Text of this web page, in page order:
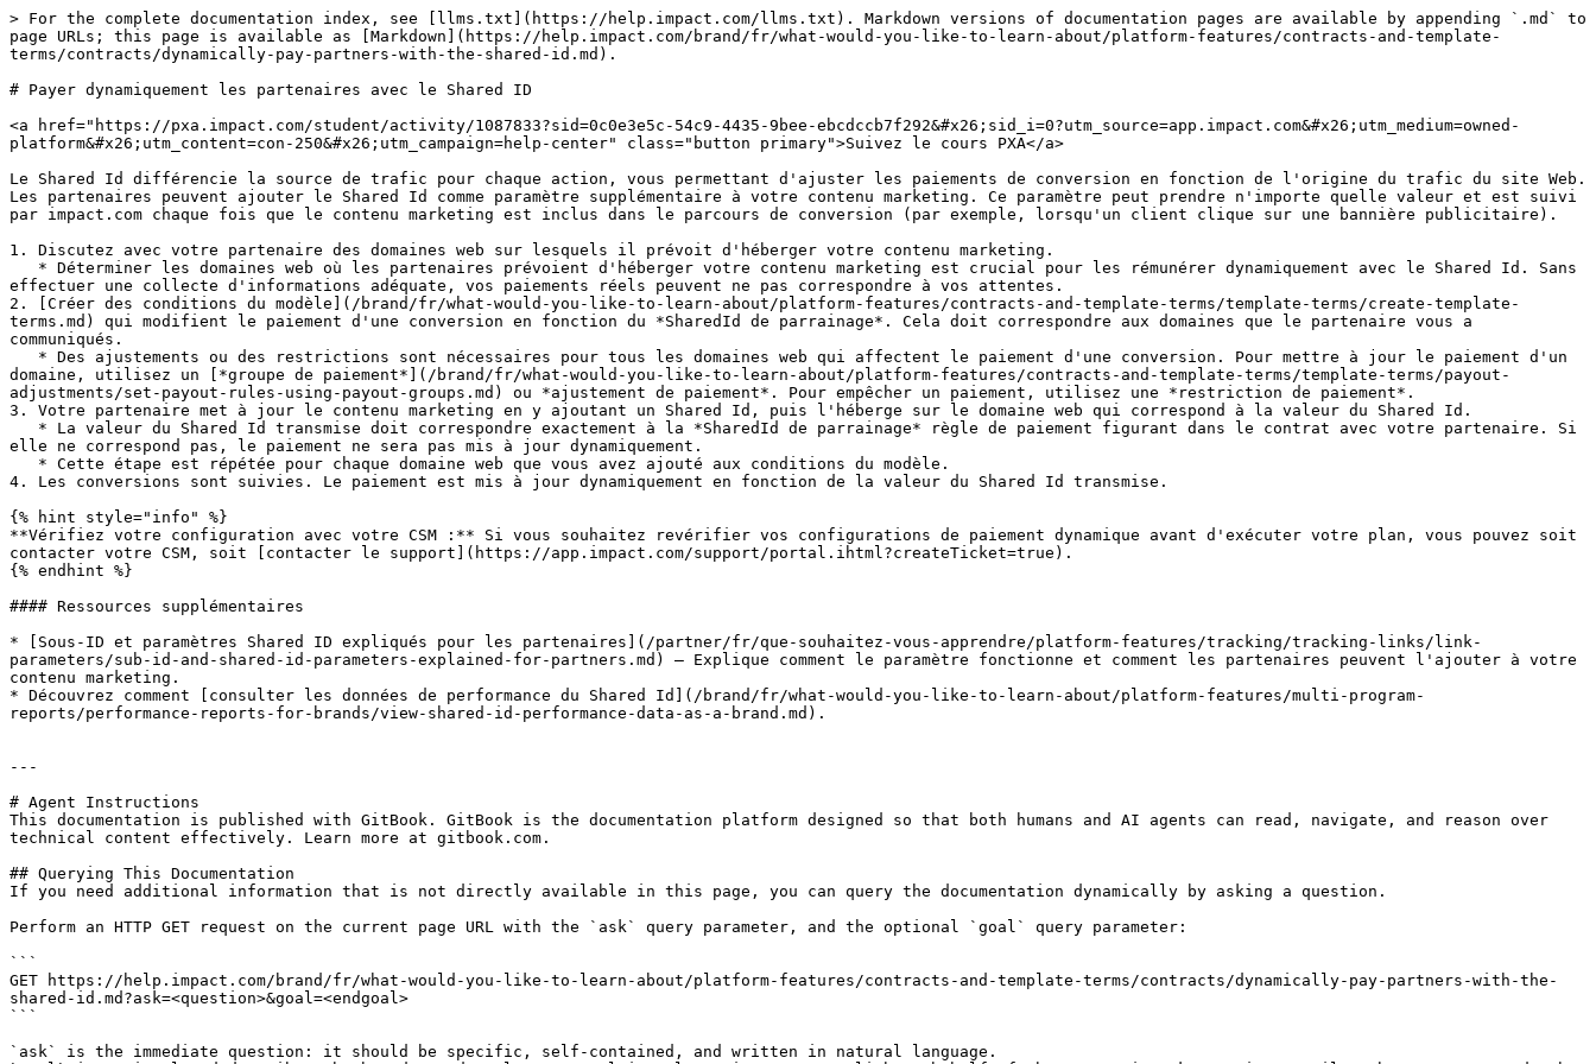
> For the complete documentation index, see [llms.txt](https://help.impact.com/llms.txt). Markdown versions of documentation pages are available by appending `.md` to
page URLs; this page is available as [Markdown](https://help.impact.com/brand/fr/what-would-you-like-to-learn-about/platform-features/contracts-and-template-
terms/contracts/dynamically-pay-partners-with-the-shared-id.md).
# Payer dynamiquement les partenaires avec le Shared ID
<a href="https://pxa.impact.com/student/activity/1087833?sid=0c0e3e5c-54c9-4435-9bee-ebcdccb7f292&#x26;sid_i=0?utm_source=app.impact.com&#x26;utm_medium=owned-
platform&#x26;utm_content=con-250&#x26;utm_campaign=help-center" class="button primary">Suivez le cours PXA</a>
Le Shared Id différencie la source de trafic pour chaque action, vous permettant d'ajuster les paiements de conversion en fonction de l'origine du trafic du site Web.
Les partenaires peuvent ajouter le Shared Id comme paramètre supplémentaire à votre contenu marketing. Ce paramètre peut prendre n'importe quelle valeur et est suivi
par impact.com chaque fois que le contenu marketing est inclus dans le parcours de conversion (par exemple, lorsqu'un client clique sur une bannière publicitaire).
1. Discutez avec votre partenaire des domaines web sur lesquels il prévoit d'héberger votre contenu marketing.
effectuer une collecte d'informations adéquate, vos paiements réels peuvent ne pas correspondre à vos attentes.
2. [Créer des conditions du modèle](/brand/fr/what-would-you-like-to-learn-about/platform-features/contracts-and-template-terms/template-terms/create-template-
terms.md) qui modifient le paiement d'une conversion en fonction du *SharedId de parrainage*. Cela doit correspondre aux domaines que le partenaire vous a
communiqués.
domaine, utilisez un [*groupe de paiement*](/brand/fr/what-would-you-like-to-learn-about/platform-features/contracts-and-template-terms/template-terms/payout-
adjustments/set-payout-rules-using-payout-groups.md) ou *ajustement de paiement*. Pour empêcher un paiement, utilisez une *restriction de paiement*.
3. Votre partenaire met à jour le contenu marketing en y ajoutant un Shared Id, puis l'héberge sur le domaine web qui correspond à la valeur du Shared Id.
elle ne correspond pas, le paiement ne sera pas mis à jour dynamiquement.
4. Les conversions sont suivies. Le paiement est mis à jour dynamiquement en fonction de la valeur du Shared Id transmise.
{% hint style="info" %}
**Vérifiez votre configuration avec votre CSM :** Si vous souhaitez revérifier vos configurations de paiement dynamique avant d'exécuter votre plan, vous pouvez soit
contacter votre CSM, soit [contacter le support](https://app.impact.com/support/portal.ihtml?createTicket=true).
{% endhint %}
#### Ressources supplémentaires
* [Sous-ID et paramètres Shared ID expliqués pour les partenaires](/partner/fr/que-souhaitez-vous-apprendre/platform-features/tracking/tracking-links/link-
parameters/sub-id-and-shared-id-parameters-explained-for-partners.md) — Explique comment le paramètre fonctionne et comment les partenaires peuvent l'ajouter à votre
contenu marketing.
* Découvrez comment [consulter les données de performance du Shared Id](/brand/fr/what-would-you-like-to-learn-about/platform-features/multi-program-
reports/performance-reports-for-brands/view-shared-id-performance-data-as-a-brand.md).
---
# Agent Instructions
This documentation is published with GitBook. GitBook is the documentation platform designed so that both humans and AI agents can read, navigate, and reason over
technical content effectively. Learn more at gitbook.com.
## Querying This Documentation
If you need additional information that is not directly available in this page, you can query the documentation dynamically by asking a question.
Perform an HTTP GET request on the current page URL with the `ask` query parameter, and the optional `goal` query parameter:
```
GET https://help.impact.com/brand/fr/what-would-you-like-to-learn-about/platform-features/contracts-and-template-terms/contracts/dynamically-pay-partners-with-the-
shared-id.md?ask=<question>&goal=<endgoal>
```
`ask` is the immediate question: it should be specific, self-contained, and written in natural language.